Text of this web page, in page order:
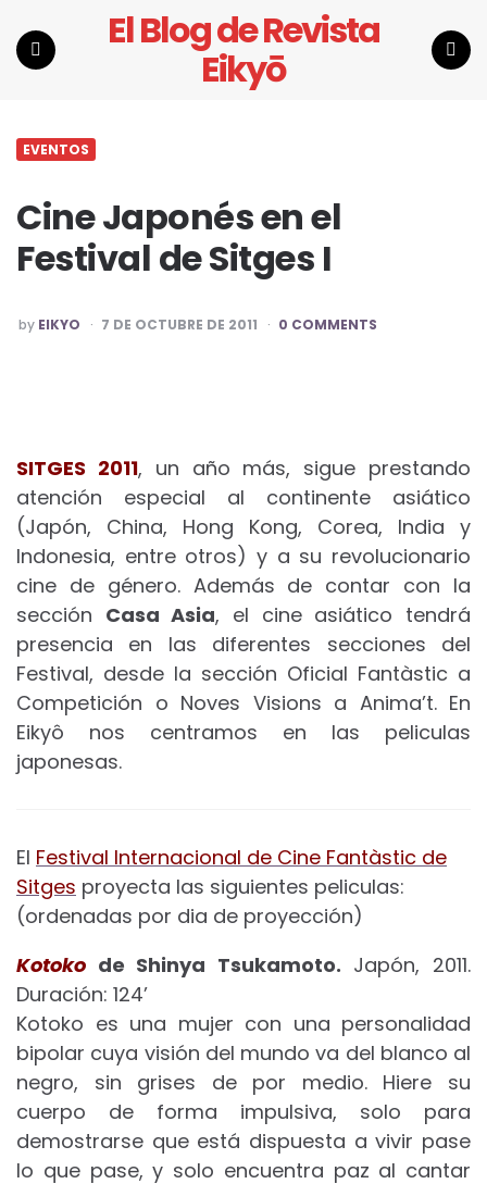
El Blog de Revista
Eikyō
EVENTOS
Cine Japonés en el
Festival de Sitges I
POSTED
BY
by EIKYO 7 DE OCTUBRE DE 2011 0 COMMENTS
SITGES 2011, un año más, sigue prestando
atención especial al continente asiático
(Japón, China, Hong Kong, Corea, India y
Indonesia, entre otros) y a su revolucionario
cine de género. Además de contar con la
sección Casa Asia, el cine asiático tendrá
presencia en las diferentes secciones del
Festival, desde la sección Oficial Fantàstic a
Competición o Noves Visions a Anima’t. En
Eikyô nos centramos en las peliculas
japonesas.
El Festival Internacional de Cine Fantàstic de
Sitges proyecta las siguientes peliculas:
(ordenadas por dia de proyección)
Kotoko de Shinya Tsukamoto. Japón, 2011.
Duración: 124’
Kotoko es una mujer con una personalidad
bipolar cuya visión del mundo va del blanco al
negro, sin grises de por medio. Hiere su
cuerpo de forma impulsiva, solo para
demostrarse que está dispuesta a vivir pase
lo que pase, y solo encuentra paz al cantar